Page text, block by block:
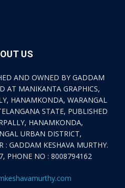
US
AND OWNED BY GADDAM
AT MANIKANTA GRAPHICS,
HANAMKONDA, WARANGAL
STATE, PUBLISHED
HANAMKONDA,
URBAN DISTRICT,
: GADDAM KESHAVA MURTHY.
PHONE NO : 8008794162